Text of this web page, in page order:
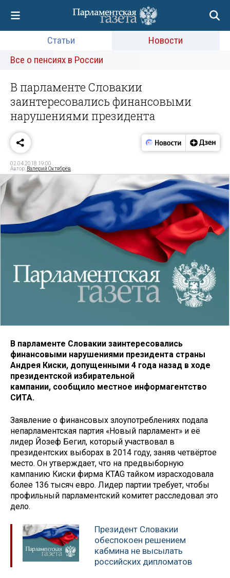
Статьи
Новости
Все о пенсиях в России
В парламенте Словакии
заинтересовались финансовыми
нарушениями президента
02.04.2018 19:00
Автор: Валерий Октябрёв
В парламенте Словакии заинтересовались
финансовыми нарушениями президента страны
Андрея Киски, допущенными 4 года назад в ходе
президентской избирательной
кампании, сообщило местное информагентство
СИТА.
Заявление о финансовых злоупотреблениях подала
непарламентская партия «Новый парламент» и её
лидер Йозеф Бегил, который участвовал в
президентских выборах в 2014 году, заняв четвёртое
место. Он утверждает, что на предвыборную
кампанию Киски фирма KTAG тайком израсходовала
более 136 тысяч евро. Лидер партии требует, чтобы
профильный парламентский комитет расследовал это
дело.
Президент Словакии
обеспокоен решением
кабмина не высылать
российских дипломатов